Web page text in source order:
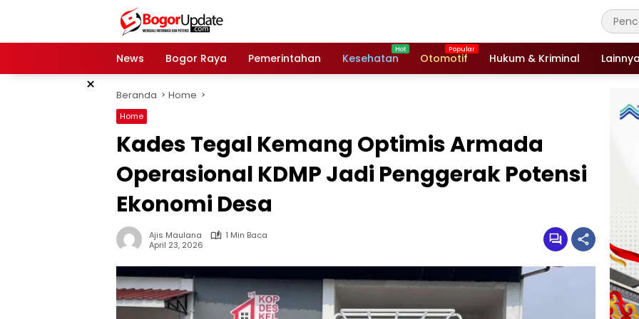
News
Bogor Raya Pemerintahan Kesehatan Otomotif Hukum & Kriminal
× Beranda Home
Home
Kades Tegal Kemang Optimis Armada
Operasional KDMP Jadi Penggerak Potensi
Ekonomi Desa
Ajis Maulana
1 Min Baca
April 23, 2026